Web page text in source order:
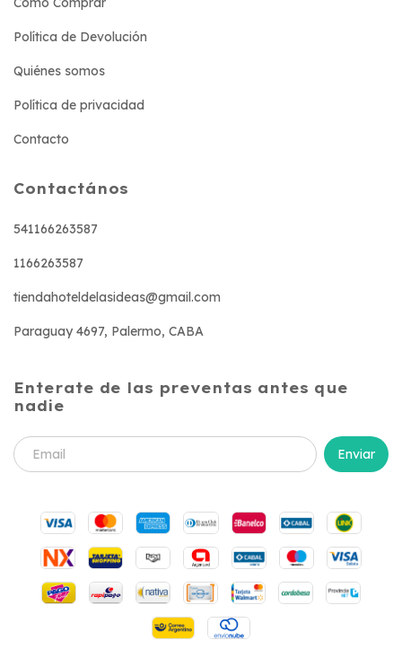
Política de Devolución
Quiénes somos
Política de privacidad
Contacto
Contactános
541166263587
1166263587
tiendahoteldelasideas@gmail.com
Paraguay 4697, Palermo, CABA
Enterate de las preventas antes que
nadie